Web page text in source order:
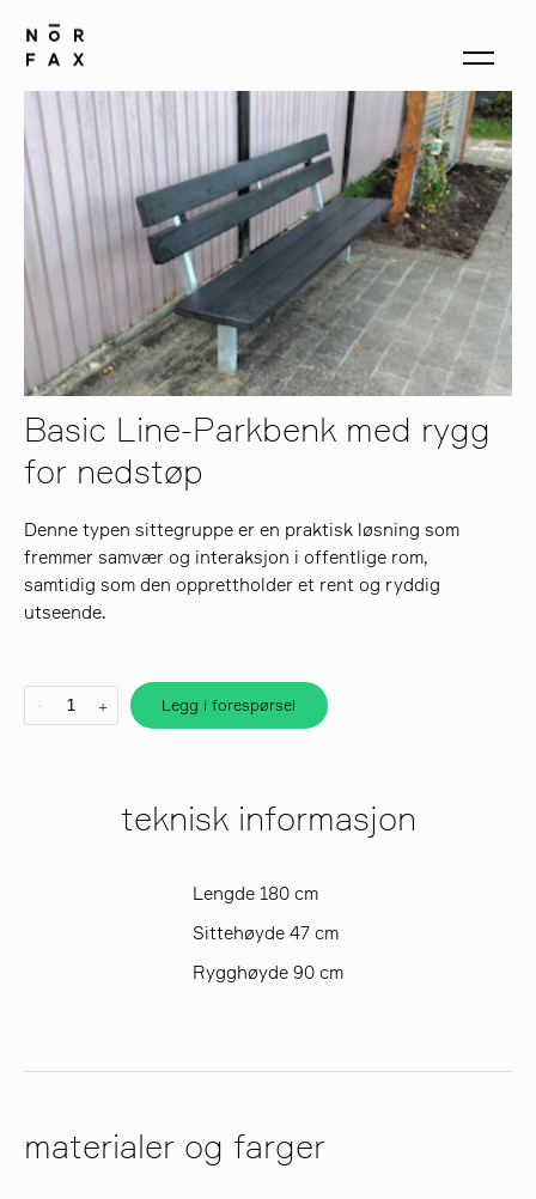
produkter
om oss
kontakt
Basic Line-Parkbenk med rygg
for nedstøp
Denne typen sittegruppe er en praktisk løsning som
fremmer samvær og interaksjon i offentlige rom,
samtidig som den opprettholder et rent og ryddig
utseende.
- + Legg i forespørsel
teknisk informasjon
Lengde 180 cm
Sittehøyde 47 cm
Rygghøyde 90 cm
materialer og farger